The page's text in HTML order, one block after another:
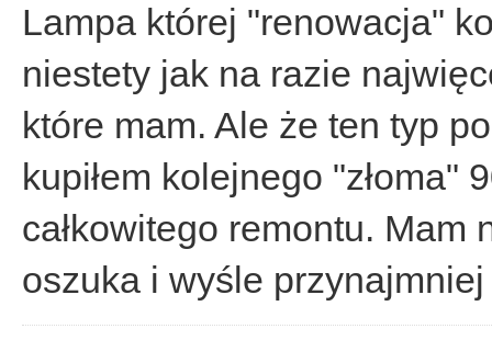
Lampa której "renowacja"
niestety jak na razie
które mam. Ale że ten typ
kupiłem kolejnego "złoma"
całkowitego remontu.
oszuka i wyśle